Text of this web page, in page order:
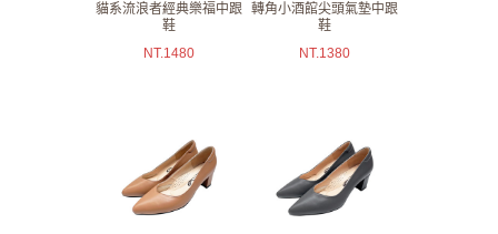
貓系流浪者經典樂福中跟
鞋
NT.1480
轉角小酒館尖頭氣墊中跟
鞋
NT.1380